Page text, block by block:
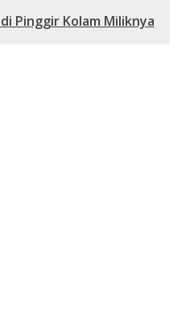
Pinggir Kolam Miliknya